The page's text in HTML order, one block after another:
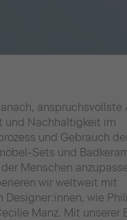
anspruchsvollste
und Nachhaltigkeit im
und Gebrauch
Sets und
Menschen
wir weltweit mit
Designer:innen, wie
Manz. Mit unserer